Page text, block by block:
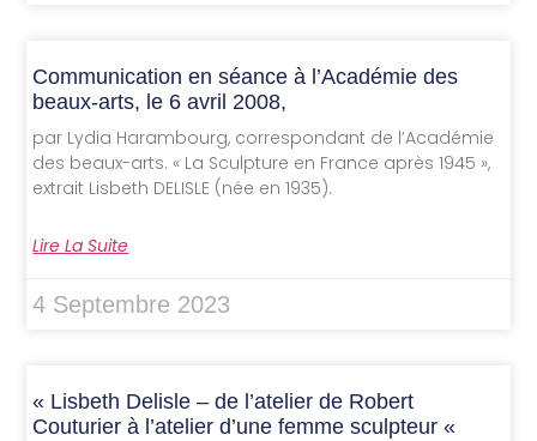
Communication en séance à l’Académie des
beaux-arts, le 6 avril 2008,
par Lydia Harambourg, correspondant de l’Académie
des beaux-arts. « La Sculpture en France après 1945 »,
extrait Lisbeth DELISLE (née en 1935).
Lire La Suite
4 Septembre 2023
« Lisbeth Delisle – de l’atelier de Robert
Couturier à l’atelier d’une femme sculpteur «